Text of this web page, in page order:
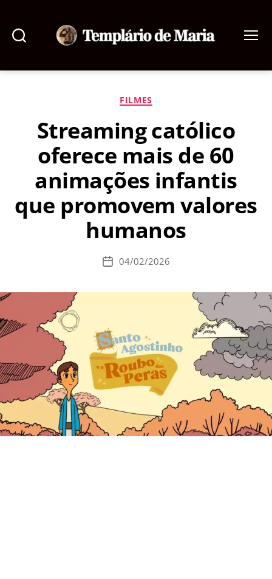
de
Categorias
FILMES
Streaming católico
oferece mais de 60
animações infantis
que promovem valores
humanos
Data04/02/2026